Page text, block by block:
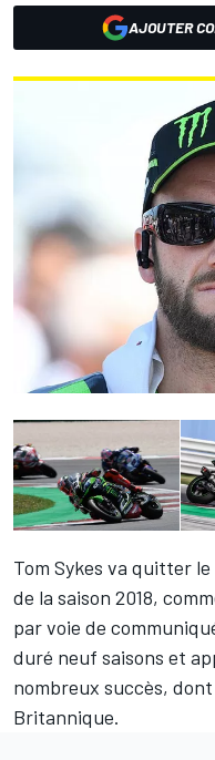
AJOUTER
Tom Sykes va quitter le
de la saison 2018,
par voie de
duré neuf saisons et
nombreux succès,
Britannique.